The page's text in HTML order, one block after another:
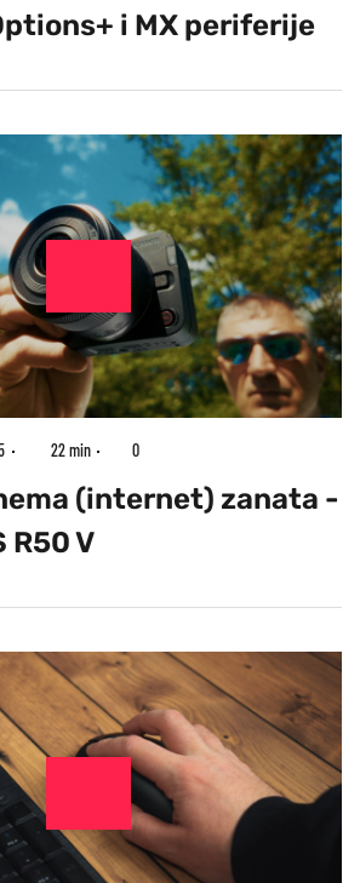
i MX periferije
22 min 0
(internet) zanata -
R50 V